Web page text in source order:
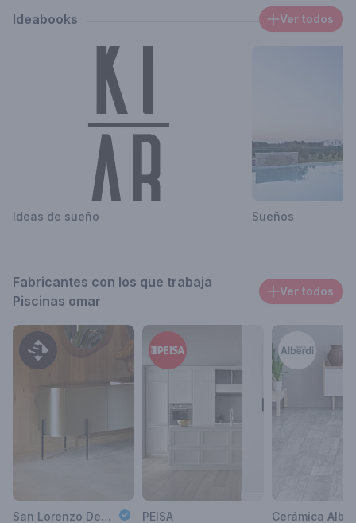
Ideabooks Ver todos
Ideas de sueño Sueños
Fabricantes con los que trabaja
Piscinas omar
Ver todos
San Lorenzo Design PEISA Cerámica